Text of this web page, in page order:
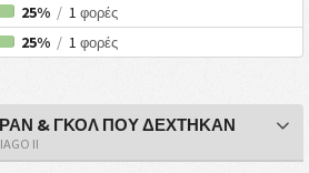
25% /1 φορές
25% /1 φορές
& ΓΚΟΛ ΠΟΥ ΔΕΧΤΗΚΑΝ
II